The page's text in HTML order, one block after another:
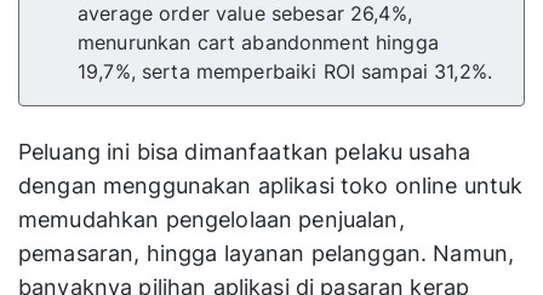
average order value sebesar 26,4%,
menurunkan cart abandonment hingga
19,7%, serta memperbaiki ROI sampai 31,2%.
Peluang ini bisa dimanfaatkan pelaku usaha
dengan menggunakan aplikasi toko online untuk
memudahkan pengelolaan penjualan,
pemasaran, hingga layanan pelanggan. Namun,
banyaknya pilihan aplikasi di pasaran kerap